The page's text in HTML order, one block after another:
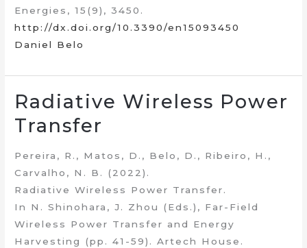
Energies, 15(9), 3450.
http://dx.doi.org/10.3390/en15093450
Daniel Belo
Radiative Wireless Power
Transfer
Pereira, R., Matos, D., Belo, D., Ribeiro, H.,
Carvalho, N. B. (2022).
Radiative Wireless Power Transfer.
In N. Shinohara, J. Zhou (Eds.), Far-Field
Wireless Power Transfer and Energy
Harvesting (pp. 41-59). Artech House.